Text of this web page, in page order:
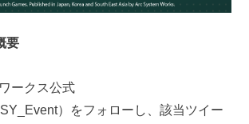
要
ークス公式
）をフォローし、該当ツイー